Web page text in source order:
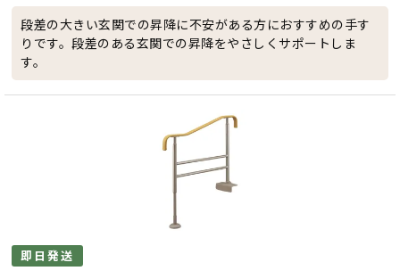
段差の大きい玄関での昇降に不安がある方におすすめの手す
りです。段差のある玄関での昇降をやさしくサポートしま
す。
即日発送